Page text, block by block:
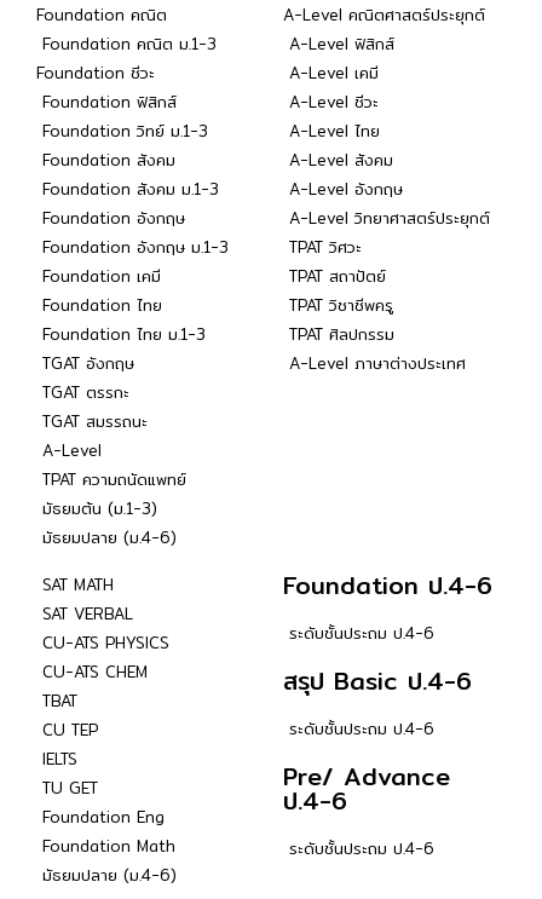
Foundation คณิต
Foundation คณิต ม.1-3
Foundation ชีวะ
Foundation ฟิสิกส์
Foundation วิทย์ ม.1-3
Foundation สังคม
Foundation สังคม ม.1-3
Foundation อังกฤษ
Foundation อังกฤษ ม.1-3
Foundation เคมี
Foundation ไทย
Foundation ไทย ม.1-3
TGAT อังกฤษ
TGAT ตรรกะ
TGAT สมรรถนะ
A-Level
TPAT ความถนัดแพทย์
มัธยมต้น (ม.1-3)
มัธยมปลาย (ม.4-6)
A-Level คณิตศาสตร์ประยุกต์
A-Level ฟิสิกส์
A-Level เคมี
A-Level ชีวะ
A-Level ไทย
A-Level สังคม
A-Level อังกฤษ
A-Level วิทยาศาสตร์ประยุกต์
TPAT วิศวะ
TPAT สถาปัตย์
TPAT วิชาชีพครู
TPAT ศิลปกรรม
A-Level ภาษาต่างประเทศ
SAT MATH
SAT VERBAL
CU-ATS PHYSICS
CU-ATS CHEM
TBAT
CU TEP
IELTS
TU GET
Foundation Eng
Foundation Math
มัธยมปลาย (ม.4-6)
Foundation ป.4-6
ระดับชั้นประถม ป.4-6
สรุป Basic ป.4-6
ระดับชั้นประถม ป.4-6
Pre/ Advance
ป.4-6
ระดับชั้นประถม ป.4-6